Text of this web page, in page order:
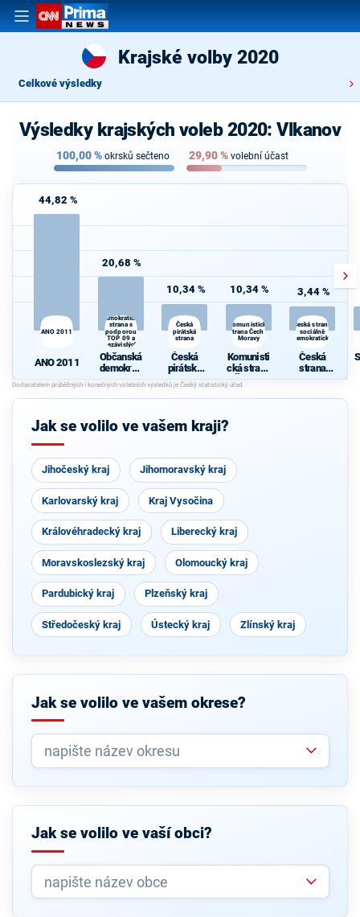
Krajské volby 2020
Celkové výsledky
Výsledky krajských voleb 2020: Vlkanov
100,00% okrsků sečteno 29,90% volební účast
44,82 %
ANO 2011
ANO 2011
20,68 %
demokratická
strana s
podporou
TOP 09 a
nezávislých
starostů
Občanská
demokrati
cká strana
s podporou
TOP 09 a
h starostů
10,34 %
Česká
pirátská
strana
Česká
pirátská
strana
10,34 %
Komunistická
strana Čech a
Moravy
Komunisti
cká strana
Čech a
Moravy
3,44 %
Česká strana
sociálně
demokratická
Česká
strana
sociálně
cká
Jak se volilo ve vašem kraji?
Jihočeský kraj Jihomoravský kraj
Karlovarský kraj Kraj Vysočina
Královéhradecký kraj Liberecký kraj
Moravskoslezský kraj Olomoucký kraj
Pardubický kraj Plzeňský kraj
Středočeský kraj Ústecký kraj Zlínský kraj
Jak se volilo ve vašem okrese?
Jak se volilo ve vaší obci?